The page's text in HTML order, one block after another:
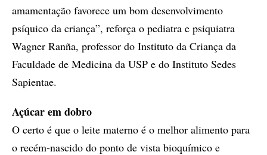
amamentação favorece um bom desenvolvimento
psíquico da criança”, reforça o pediatra e psiquiatra
Wagner Ranña, professor do Instituto da Criança da
Faculdade de Medicina da USP e do Instituto Sedes
Sapientae.
Açúcar em dobro
O certo é que o leite materno é o melhor alimento para
o recém-nascido do ponto de vista bioquímico e